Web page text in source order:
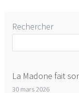
Rechercher
La Madone fait
30 mars 2026